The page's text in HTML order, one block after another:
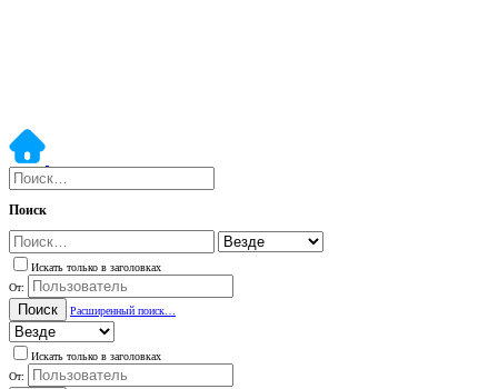
Поиск
Искать только в заголовках
От:
Поиск Расширенный поиск…
Искать только в заголовках
От: